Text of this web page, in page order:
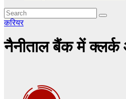
करियर
नैनीताल बैंक में